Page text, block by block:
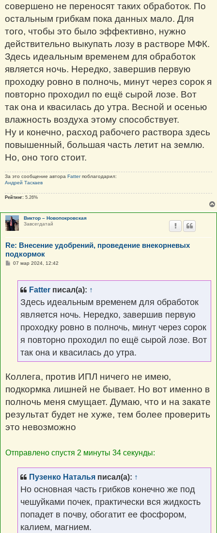
совершено не переносят таких обработок. По
остальным грибкам пока данных мало. Для
того, чтобы это было эффективно, нужно
действительно выкупать лозу в растворе МФК.
Здесь идеальным временем для обработок
является ночь. Нередко, завершив первую
проходку ровно в полночь, минут через сорок я
повторно проходил по ещё сырой лозе. Вот
так она и квасилась до утра. Весной и осенью
влажность воздуха этому способствует.
Ну и конечно, расход рабочего раствора здесь
повышенный, большая часть летит на землю.
Но, оно того стоит.
За это сообщение автора Fatterпоблагодарил:
Андрей Таскаев
Рейтинг: 5.26%
Виктор – Новопокровская
Завсегдатай
Re: Внесение удобрений, проведение внекорневых
подкормок
С07 мар 2024, 12:42
Fatter писал(а): ↑
Здесь идеальным временем для обработок
является ночь. Нередко, завершив первую
проходку ровно в полночь, минут через сорок
я повторно проходил по ещё сырой лозе. Вот
так она и квасилась до утра.
Коллега, против ИПЛ ничего не имею,
подкормка лишней не бывает. Но вот именно в
полночь меня смущает. Думаю, что и на закате
результат будет не хуже, тем более проверить
это невозможно
Отправлено спустя 2 минуты 34 секунды:
Пузенко Наталья писал(а): ↑
Но основная часть грибков конечно же под
чешуйками почек, практически вся жидкость
попадет в почву, обогатит ее фосфором,
калием, магнием.